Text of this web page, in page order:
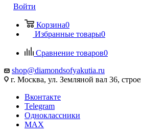
Войти
Корзина0
Избранные товары0
Сравнение товаров0
shop@diamondsofyakutia.ru
г. Москва, ул. Земляной вал 36,
Вконтакте
Telegram
Одноклассники
MAX